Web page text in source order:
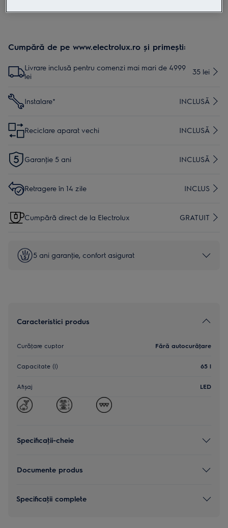
Cumpără de pe www.electrolux.ro și primești:
Livrare inclusă pentru comenzi mai mari de 4999
lei
35 lei
Instalare* INCLUSĂ
Reciclare aparat vechi INCLUSĂ
Garanţie 5 ani INCLUSĂ
Retragere în 14 zile INCLUS
Cumpără direct de la Electrolux GRATUIT
5 ani garanţie, confort asigurat
Caracteristici produs
Curăţare cuptor Fără autocurăţare
Capacitate (l) 65 l
Afișaj LED
Specificaţii-cheie
Documente produs
Specificaţii complete